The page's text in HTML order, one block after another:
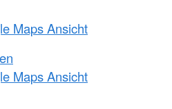
Maps Ansicht
Maps Ansicht